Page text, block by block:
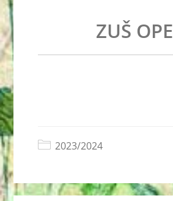
ZUŠ
2023/2024